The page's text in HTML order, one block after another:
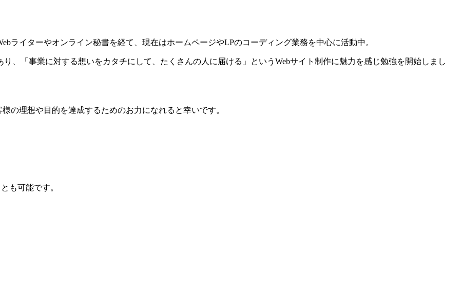
ライターやオンライン秘書を経て、現在はホームページやLPのコーディング業務を中心に活動中。
、「事業に対する想いをカタチにして、たくさんの人に届ける」というWebサイト制作に魅力を感じ勉強を開始しまし
の理想や目的を達成するためのお力になれると幸いです。
も可能です。